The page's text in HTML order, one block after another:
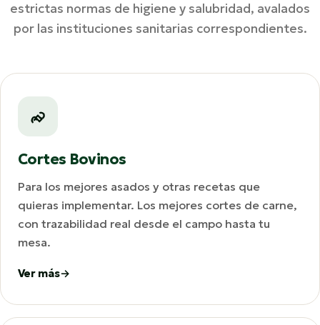
estrictas normas de higiene y salubridad, avalados
por las instituciones sanitarias correspondientes.
Cortes Bovinos
Para los mejores asados y otras recetas que
quieras implementar. Los mejores cortes de carne,
con trazabilidad real desde el campo hasta tu
mesa.
Ver más